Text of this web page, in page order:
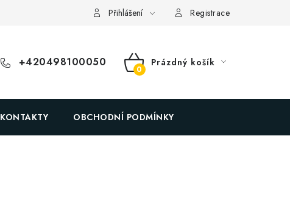
Přihlášení Registrace
+420498100050
NÁKUPNÍ
Prázdný košík
KONTAKTY OBCHODNÍ PODMÍNKY